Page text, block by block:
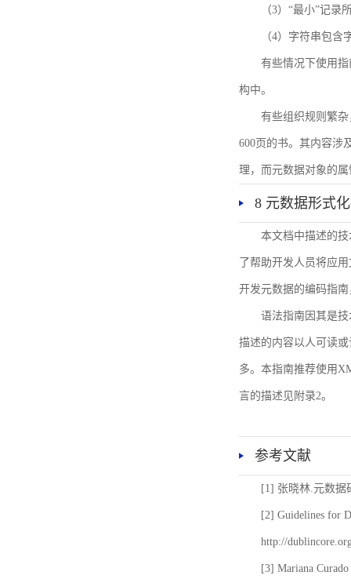
（3）“最小”记录
（4）字符串包含
有些情况下使用
构中。
有些组织规则繁
600页的书。其内容涉
理，而元数据对象的
8 元数据形式
本文档中描述的
了帮助开发人员将应
开发元数据的编码指
语法指南因其是
描述的内容以人可读
多。本指南推荐使用
言的描述见附录2。
参考文献
[1] 张晓林.元数据
[2] Guidelines for
http://
[3] Mariana